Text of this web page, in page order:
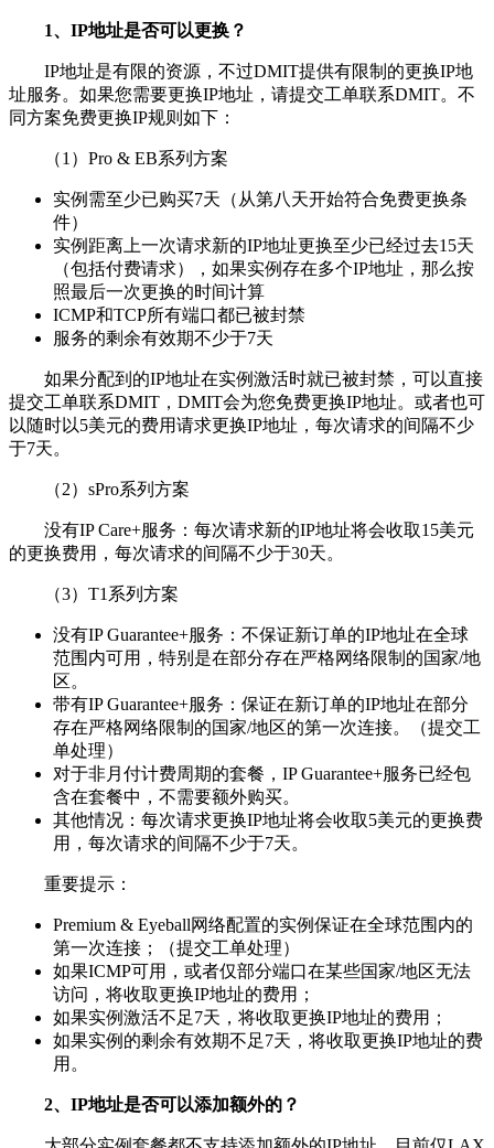
1、IP地址是否可以更换？
IP地址是有限的资源，不过DMIT提供有限制的更换IP地
址服务。如果您需要更换IP地址，请提交工单联系DMIT。不
同方案免费更换IP规则如下：
（1）Pro & EB系列方案
实例需至少已购买7天（从第八天开始符合免费更换条
件）
实例距离上一次请求新的IP地址更换至少已经过去15天
（包括付费请求），如果实例存在多个IP地址，那么按
照最后一次更换的时间计算
ICMP和TCP所有端口都已被封禁
服务的剩余有效期不少于7天
如果分配到的IP地址在实例激活时就已被封禁，可以直接
提交工单联系DMIT，DMIT会为您免费更换IP地址。或者也可
以随时以5美元的费用请求更换IP地址，每次请求的间隔不少
于7天。
（2）sPro系列方案
没有IP Care+服务：每次请求新的IP地址将会收取15美元
的更换费用，每次请求的间隔不少于30天。
（3）T1系列方案
没有IP Guarantee+服务：不保证新订单的IP地址在全球
范围内可用，特别是在部分存在严格网络限制的国家/地
区。
带有IP Guarantee+服务：保证在新订单的IP地址在部分
存在严格网络限制的国家/地区的第一次连接。（提交工
单处理）
对于非月付计费周期的套餐，IP Guarantee+服务已经包
含在套餐中，不需要额外购买。
其他情况：每次请求更换IP地址将会收取5美元的更换费
用，每次请求的间隔不少于7天。
重要提示：
Premium & Eyeball网络配置的实例保证在全球范围内的
第一次连接；（提交工单处理）
如果ICMP可用，或者仅部分端口在某些国家/地区无法
访问，将收取更换IP地址的费用；
如果实例激活不足7天，将收取更换IP地址的费用；
如果实例的剩余有效期不足7天，将收取更换IP地址的费
用。
2、IP地址是否可以添加额外的？